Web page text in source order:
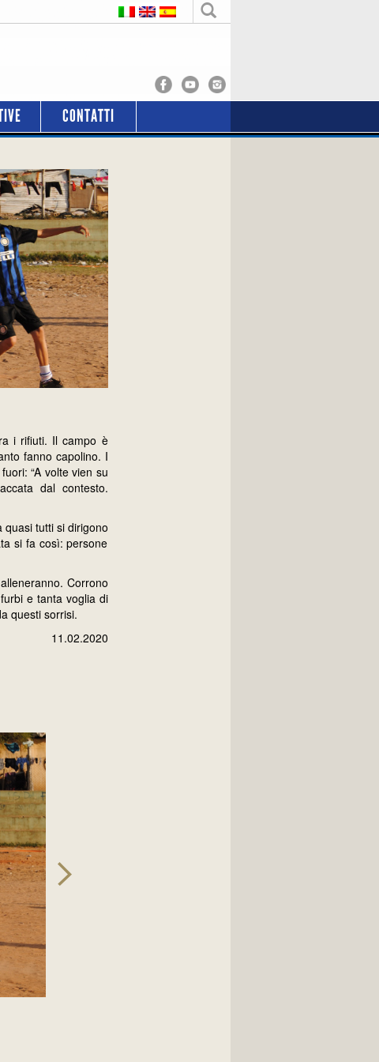
CONTATTI
i rifiuti. Il campo è
fanno capolino. I
“A volte vien su
dal contesto.
tutti si dirigono
si fa così: persone
Corrono
e tanta voglia di
questi sorrisi.
11.02.2020